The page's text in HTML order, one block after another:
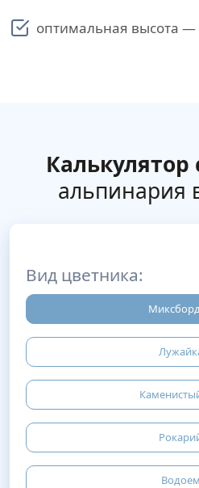
оптимальная высота —
Калькулятор
альпинария
Вид цветника:
Водоем